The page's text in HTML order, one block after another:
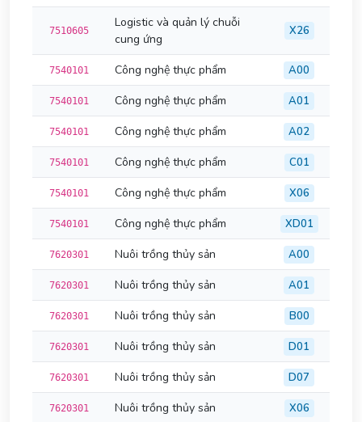
7510605
Logistic và quản lý chuỗi
cung ứng
X26
7540101 Công nghệ thực phẩm A00
7540101 Công nghệ thực phẩm A01
7540101 Công nghệ thực phẩm A02
7540101 Công nghệ thực phẩm C01
7540101 Công nghệ thực phẩm X06
7540101 Công nghệ thực phẩm XD01
7620301 Nuôi trồng thủy sản A00
7620301 Nuôi trồng thủy sản A01
7620301 Nuôi trồng thủy sản B00
7620301 Nuôi trồng thủy sản D01
7620301 Nuôi trồng thủy sản D07
7620301 Nuôi trồng thủy sản X06